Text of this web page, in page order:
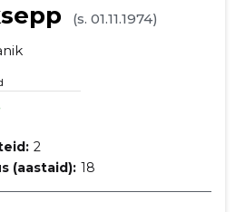
(s. 01.11.1974)
2
(aastaid): 18